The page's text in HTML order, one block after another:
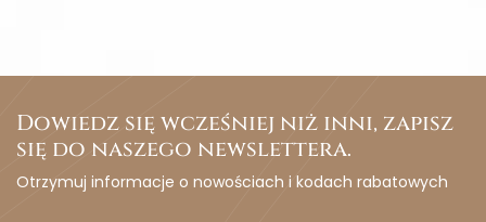
Dowiedz się wcześniej niż inni, zapisz
się do naszego newslettera.
Otrzymuj informacje o nowościach i kodach rabatowych